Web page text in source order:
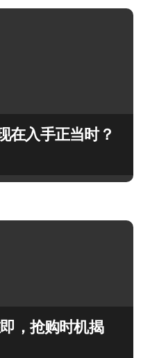
在入手正当时？
，抢购时机揭